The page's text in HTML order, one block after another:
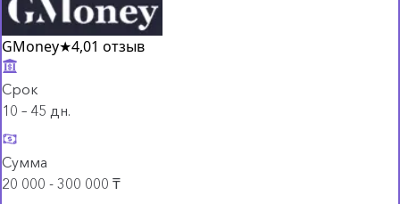
GMoney★4,01 отзыв
Срок
10 – 45 дн.
Сумма
20 000 - 300 000 ₸